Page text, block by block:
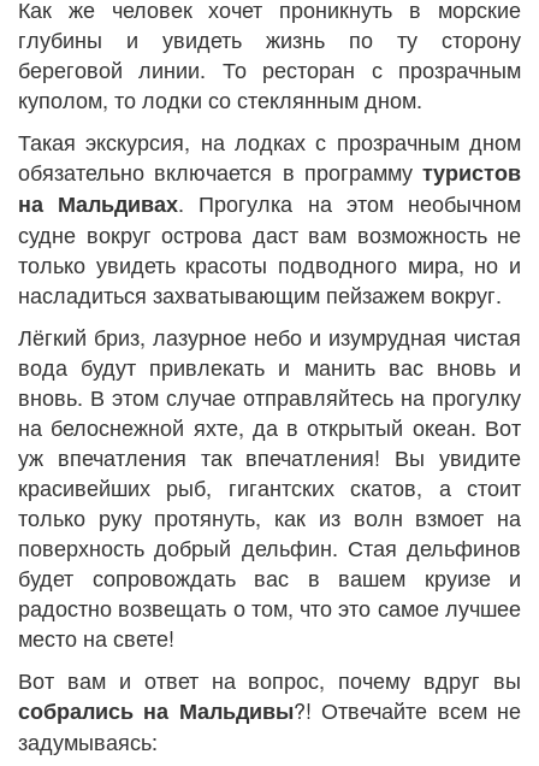
Как же человек хочет проникнуть в морские
глубины и увидеть жизнь по ту сторону
береговой линии. То ресторан с прозрачным
куполом, то лодки со стеклянным дном.
Такая экскурсия, на лодках с прозрачным дном
обязательно включается в программу туристов
на Мальдивах. Прогулка на этом необычном
судне вокруг острова даст вам возможность не
только увидеть красоты подводного мира, но и
насладиться захватывающим пейзажем вокруг.
Лёгкий бриз, лазурное небо и изумрудная чистая
вода будут привлекать и манить вас вновь и
вновь. В этом случае отправляйтесь на прогулку
на белоснежной яхте, да в открытый океан. Вот
уж впечатления так впечатления! Вы увидите
красивейших рыб, гигантских скатов, а стоит
только руку протянуть, как из волн взмоет на
поверхность добрый дельфин. Стая дельфинов
будет сопровождать вас в вашем круизе и
радостно возвещать о том, что это самое лучшее
место на свете!
Вот вам и ответ на вопрос, почему вдруг вы
собрались на Мальдивы?! Отвечайте всем не
задумываясь: